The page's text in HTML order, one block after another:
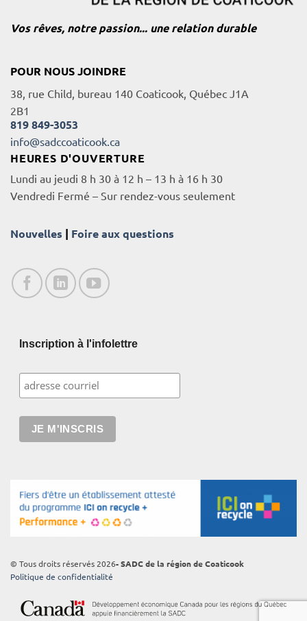
Vos rêves, notre passion... une relation durable
POUR NOUS JOINDRE
38, rue Child, bureau 140 Coaticook, Québec J1A
2B1
819 849-3053
info@sadccoaticook.ca
HEURES D'OUVERTURE
Lundi au jeudi 8 h 30 à 12 h – 13 h à 16 h 30
Vendredi Fermé – Sur rendez-vous seulement
Nouvelles | Foire aux questions
Inscription à l'infolettre
© Tous droits réservés 2026- SADC de la région de Coaticook
Politique de confidentialité